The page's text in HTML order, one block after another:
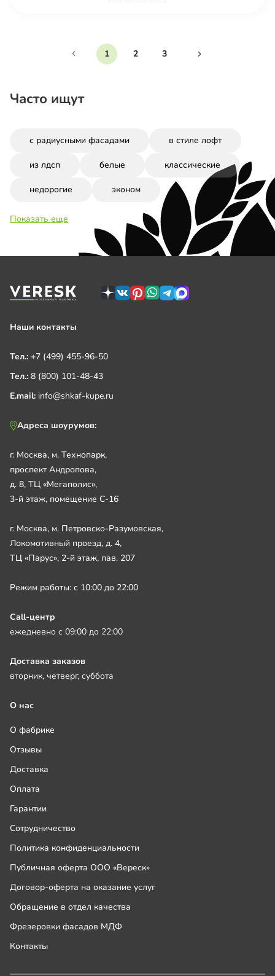
1 2 3
Часто ищут
с радиусными фасадами в стиле лофт
из лдсп белые классические
недорогие эконом
Показать еще
Наши контакты
Тел.: +7 (499) 455-96-50
Тел.: 8 (800) 101-48-43
E.mail: info@shkaf-kupe.ru
Адреса шоурумов:
г. Москва, м. Технопарк,
проспект Андропова,
д. 8, ТЦ «Мегаполис»,
3-й этаж, помещение С-16
г. Москва, м. Петровско-Разумовская,
Локомотивный проезд, д. 4,
ТЦ «Парус», 2-й этаж, пав. 207
Режим работы: с 10:00 до 22:00
Call-центр
ежедневно с 09:00 до 22:00
Доставка заказов
вторник, четверг, суббота
О нас
О фабрике
Отзывы
Доставка
Оплата
Гарантии
Сотрудничество
Политика конфиденциальности
Публичная оферта ООО «Вереск»
Договор-оферта на оказание услуг
Обращение в отдел качества
Фрезеровки фасадов МДФ
Контакты